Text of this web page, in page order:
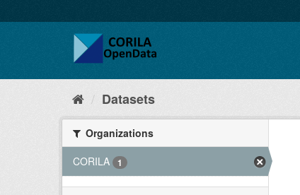
Datasets
Organizations
CORILA
1